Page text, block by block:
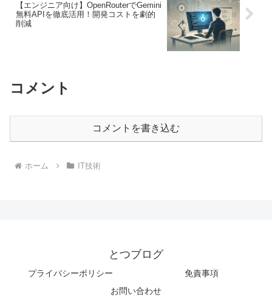
【エンジニア向け】OpenRouterでGemini
無料APIを徹底活用！開発コストを劇的
削減
コメント
コメントを書き込む
ホーム IT技術
とつブログ
プライバシーポリシー
免責事項
お問い合わせ